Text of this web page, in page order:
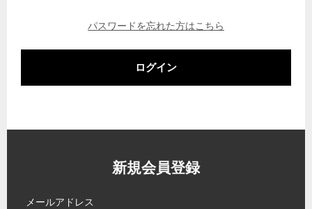
パスワードを忘れた方はこちら
ログイン
新規会員登録
メールアドレス